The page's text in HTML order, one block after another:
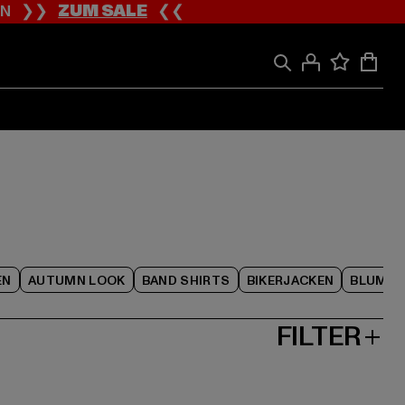
❯❯ZUM SALE❮❮
AUTUMN LOOK BAND SHIRTS BIKERJACKEN
FILTER